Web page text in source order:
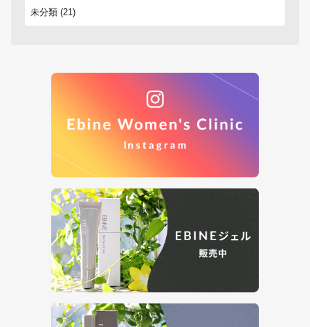
未分類 (21)